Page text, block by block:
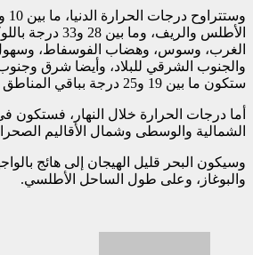
الأطلس والريف،
الغرب، وسوس، وهضاب الفوسفاط، وسهول
والجنوب الشرقي للبلاد، وأيضا شرق وجنوب
ستكون ما بين 19 و25 درجة بباقي المناطق الأخرى.
أما درجات الحرارة خلال النهار، فستكون
الشمالية والوسطى وشمال الأقاليم
وسيكون البحر قليل الهيجان إلى هائج
والبوغاز، وعلى طول الساحل الأطلسي.